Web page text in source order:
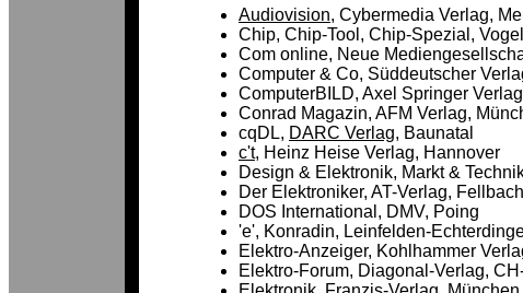
Audiovision, Cybermedia Verlag,
Chip, Chip-Tool, Chip-Spezial,
Com online, Neue
Computer & Co, Süddeutscher
ComputerBILD, Axel Springer
Conrad Magazin, AFM Verlag,
cqDL, DARC Verlag, Baunatal
c't, Heinz Heise Verlag, Hannover
Design & Elektronik, Markt &
Der Elektroniker, AT-Verlag, Fellbach
DOS International, DMV, Poing
'e', Konradin, Leinfelden-
Elektro-Anzeiger, Kohlhammer
Elektro-Forum, Diagonal-Verlag,